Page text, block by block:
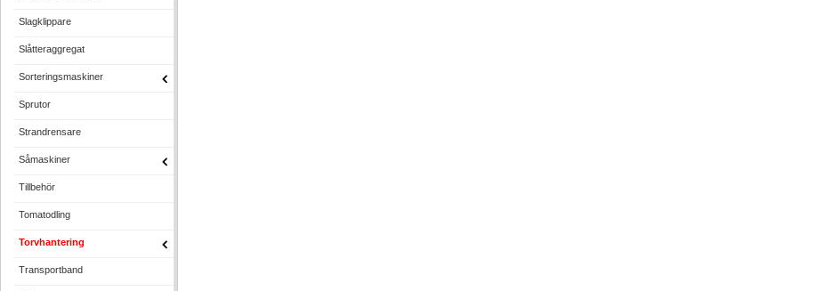
Slagklippare
Slåtteraggregat
Sorteringsmaskiner
Sprutor
Strandrensare
Såmaskiner
Tillbehör
Tomatodling
Torvhantering
Transportband